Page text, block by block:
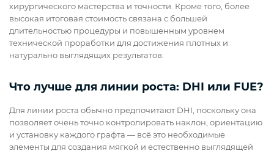
хирургического мастерства и точности. Кроме того, более
высокая итоговая стоимость связана с большей
длительностью процедуры и повышенным уровнем
технической проработки для достижения плотных и
натурально выглядящих результатов.
Что лучше для линии роста: DHI или FUE?
Для линии роста обычно предпочитают DHI, поскольку она
позволяет очень точно контролировать наклон, ориентацию
и установку каждого графта — всё это необходимые
элементы для создания мягкой и естественно выглядящей